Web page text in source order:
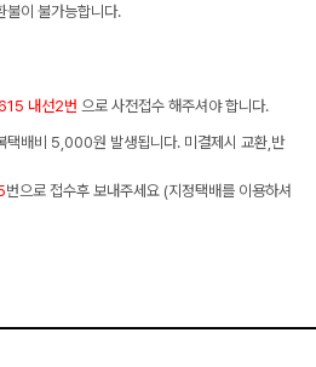
불이 불가능합니다.
내선2번 으로 사전접수 해주셔야 합니다.
택배비 5,000원 발생됩니다. 미결제시 교환,반
번으로 접수후 보내주세요 (지정택배를 이용하셔